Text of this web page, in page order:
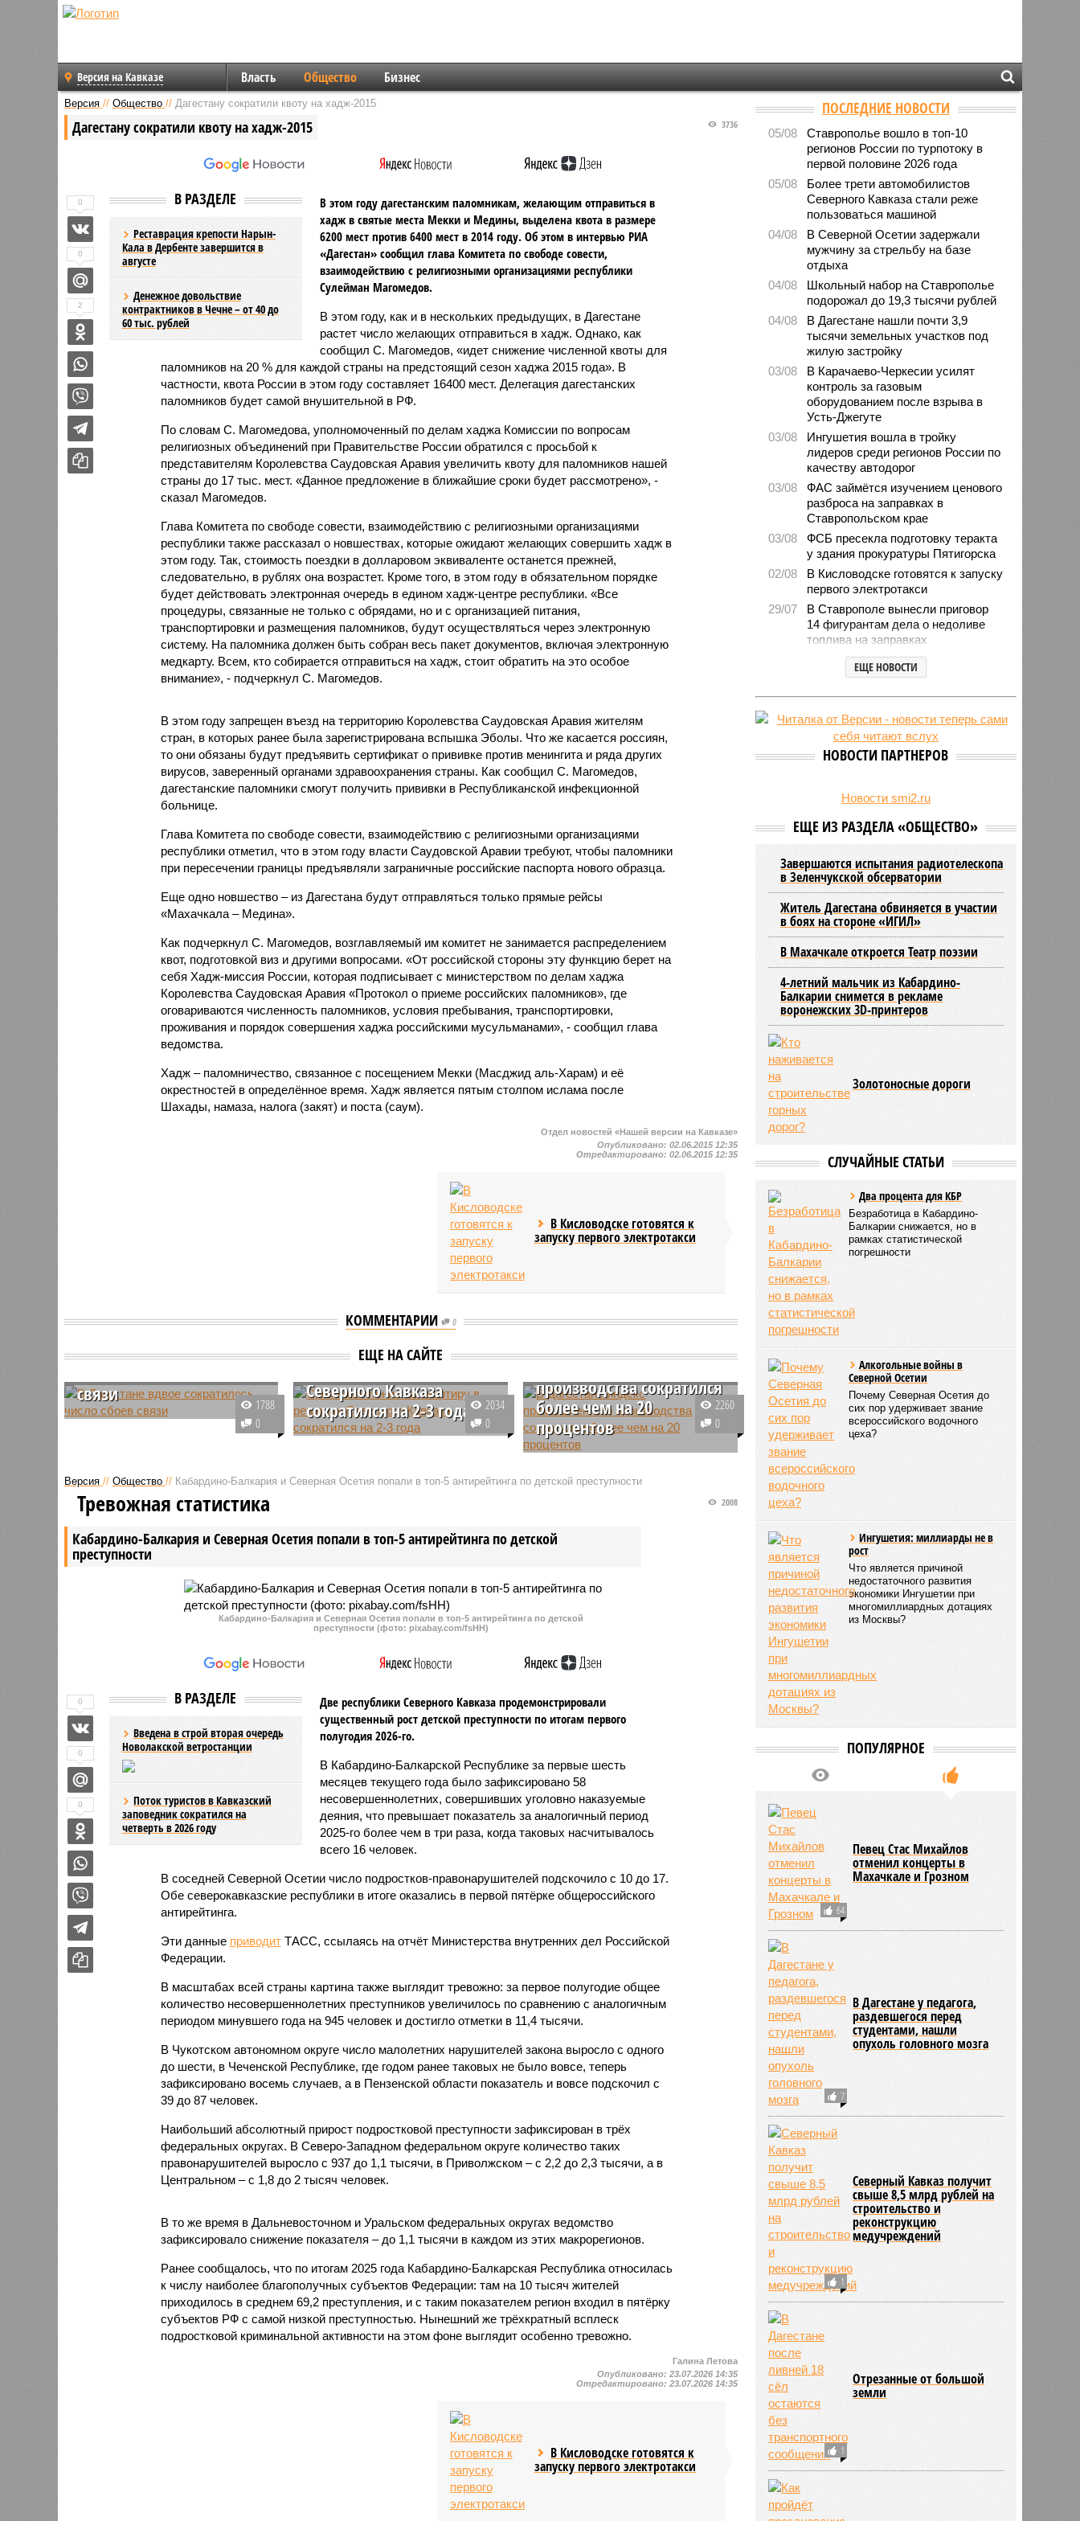
Версия на Кавказе Власть Общество Бизнес
Версия // Общество // Дагестану сократили квоту на хадж-2015
Дагестану сократили квоту на хадж-2015 3736
В РАЗДЕЛЕ
Реставрация крепости Нарын-
Кала в Дербенте завершится в
августе
Денежное довольствие
контрактников в Чечне – от 40 до
60 тыс. рублей
В этом году дагестанским паломникам, желающим отправиться в
хадж в святые места Мекки и Медины, выделена квота в размере
6200 мест против 6400 мест в 2014 году. Об этом в интервью РИА
«Дагестан» сообщил глава Комитета по свободе совести,
взаимодействию с религиозными организациями республики
Сулейман Магомедов.
В этом году, как и в нескольких предыдущих, в Дагестане
растет число желающих отправиться в хадж. Однако, как
сообщил С. Магомедов, «идет снижение численной квоты для
паломников на 20 % для каждой страны на предстоящий сезон хаджа 2015 года». В
частности, квота России в этом году составляет 16400 мест. Делегация дагестанских
паломников будет самой внушительной в РФ.
По словам С. Магомедова, уполномоченный по делам хаджа Комиссии по вопросам
религиозных объединений при Правительстве России обратился с просьбой к
представителям Королевства Саудовская Аравия увеличить квоту для паломников нашей
страны до 17 тыс. мест. «Данное предложение в ближайшие сроки будет рассмотрено», -
сказал Магомедов.
Глава Комитета по свободе совести, взаимодействию с религиозными организациями
республики также рассказал о новшествах, которые ожидают желающих совершить хадж в
этом году. Так, стоимость поездки в долларовом эквиваленте останется прежней,
следовательно, в рублях она возрастет. Кроме того, в этом году в обязательном порядке
будет действовать электронная очередь в едином хадж-центре республики. «Все
процедуры, связанные не только с обрядами, но и с организацией питания,
транспортировки и размещения паломников, будут осуществляться через электронную
систему. На паломника должен быть собран весь пакет документов, включая электронную
медкарту. Всем, кто собирается отправиться на хадж, стоит обратить на это особое
внимание», - подчеркнул С. Магомедов.
В этом году запрещен въезд на территорию Королевства Саудовская Аравия жителям
стран, в которых ранее была зарегистрирована вспышка Эболы. Что же касается россиян,
то они обязаны будут предъявить сертификат о прививке против менингита и ряда других
вирусов, заверенный органами здравоохранения страны. Как сообщил С. Магомедов,
дагестанские паломники смогут получить прививки в Республиканской инфекционной
больнице.
Глава Комитета по свободе совести, взаимодействию с религиозными организациями
республики отметил, что в этом году власти Саудовской Аравии требуют, чтобы паломники
при пересечении границы предъявляли заграничные российские паспорта нового образца.
Еще одно новшество – из Дагестана будут отправляться только прямые рейсы
«Махачкала – Медина».
Как подчеркнул С. Магомедов, возглавляемый им комитет не занимается распределением
квот, подготовкой виз и другими вопросами. «От российской стороны эту функцию берет на
себя Хадж-миссия России, которая подписывает с министерством по делам хаджа
Королевства Саудовская Аравия «Протокол о приеме российских паломников», где
оговариваются численность паломников, условия пребывания, транспортировки,
проживания и порядок совершения хаджа российскими мусульманами», - сообщил глава
ведомства.
Хадж – паломничество, связанное с посещением Мекки (Масджид аль-Харам) и её
окрестностей в определённое время. Хадж является пятым столпом ислама после
Шахады, намаза, налога (закят) и поста (саум).
0
0
2
Отдел новостей «Нашей версии на Кавказе»
Опубликовано:02.06.2015 12:35
Отредактировано:02.06.2015 12:35
В Кисловодске готовятся к
запуску первого электротакси
КОММЕНТАРИИ 0
ЕЩЕ НА САЙТЕ
В Дагестане вдвое
связи
В Дагестане зафиксировано
этапом паводковой ситуации.
1788
0
Срок накопления на
квартиру в регионах
Северного Кавказа
сократился на 2-3 года
В 2025 году в регионах Северо-
показателей доступности жилья.
и одним ребёнком для
2034
0
промышленного
производства сократился
более чем на 20
процентов
Дагестан стал регионом с самым
за первую половину этого года. А
у некоторых соседей республики
только растет.
2260
0
Версия // Общество // Кабардино-Балкария и Северная Осетия попали в топ-5 антирейтинга по детской преступности
Кабардино-Балкария и Северная Осетия попали в топ-5 антирейтинга по детской
преступности
2008
Тревожная статистика
Кабардино-Балкария и Северная Осетия попали в топ-5 антирейтинга по детской
преступности (фото: pixabay.com/fsHH)
В РАЗДЕЛЕ
Введена в строй вторая очередь
Новолакской ветростанции
Поток туристов в Кавказский
заповедник сократился на
четверть в 2026 году
Две республики Северного Кавказа продемонстрировали
существенный рост детской преступности по итогам первого
полугодия 2026-го.
В Кабардино-Балкарской Республике за первые шесть
месяцев текущего года было зафиксировано 58
несовершеннолетних, совершивших уголовно наказуемые
деяния, что превышает показатель за аналогичный период
2025-го более чем в три раза, когда таковых насчитывалось
всего 16 человек.
В соседней Северной Осетии число подростков-правонарушителей подскочило с 10 до 17.
Обе северокавказские республики в итоге оказались в первой пятёрке общероссийского
антирейтинга.
Эти данные приводитТАСС, ссылаясь на отчёт Министерства внутренних дел Российской
Федерации.
В масштабах всей страны картина также выглядит тревожно: за первое полугодие общее
количество несовершеннолетних преступников увеличилось по сравнению с аналогичным
периодом минувшего года на 945 человек и достигло отметки в 11,4 тысячи.
В Чукотском автономном округе число малолетних нарушителей закона выросло с одного
до шести, в Чеченской Республике, где годом ранее таковых не было вовсе, теперь
зафиксировано восемь случаев, а в Пензенской области показатель и вовсе подскочил с
39 до 87 человек.
Наибольший абсолютный прирост подростковой преступности зафиксирован в трёх
федеральных округах. В Северо-Западном федеральном округе количество таких
правонарушителей выросло с 937 до 1,1 тысячи, в Приволжском – с 2,2 до 2,3 тысячи, а в
Центральном – с 1,8 до 2 тысяч человек.
В то же время в Дальневосточном и Уральском федеральных округах ведомство
зафиксировало снижение показателя – до 1,1 тысячи в каждом из этих макрорегионов.
Ранее сообщалось, что по итогам 2025 года Кабардино-Балкарская Республика относилась
к числу наиболее благополучных субъектов Федерации: там на 10 тысяч жителей
приходилось в среднем 69,2 преступления, и с таким показателем регион входил в пятёрку
субъектов РФ с самой низкой преступностью. Нынешний же трёхкратный всплеск
подростковой криминальной активности на этом фоне выглядит особенно тревожно.
0
0
0
Галина Летова
Опубликовано:23.07.2026 14:35
Отредактировано:23.07.2026 14:35
В Кисловодске готовятся к
запуску первого электротакси
ПОСЛЕДНИЕ НОВОСТИ
05/08
Ставрополье вошло в топ-10
регионов России по турпотоку в
первой половине 2026 года
05/08
Более трети автомобилистов
Северного Кавказа стали реже
пользоваться машиной
04/08
В Северной Осетии задержали
мужчину за стрельбу на базе
отдыха
04/08
Школьный набор на Ставрополье
подорожал до 19,3 тысячи рублей
04/08
В Дагестане нашли почти 3,9
тысячи земельных участков под
жилую застройку
03/08
В Карачаево-Черкесии усилят
контроль за газовым
оборудованием после взрыва в
Усть-Джегуте
03/08
Ингушетия вошла в тройку
лидеров среди регионов России по
качеству автодорог
03/08
ФАС займётся изучением ценового
разброса на заправках в
Ставропольском крае
03/08
ФСБ пресекла подготовку теракта
у здания прокуратуры Пятигорска
02/08
В Кисловодске готовятся к запуску
первого электротакси
29/07
В Ставрополе вынесли приговор
14 фигурантам дела о недоливе
топлива на заправках
Продажи подержанных авто в
СКФО сократились в 2026 году
28/07
Авиалесоохрана предупредила о
на Северном Кавказе в августе
Кисловодский пляж стал первым
на Ставрополье обладателем
Республики СКФО замкнули
обороту розничной торговли
ЕЩЕ НОВОСТИ
НОВОСТИ ПАРТНЕРОВ
Новости smi2.ru
ЕЩЕ ИЗ РАЗДЕЛА «ОБЩЕСТВО»
Завершаются испытания радиотелескопа
в Зеленчукской обсерватории
Житель Дагестана обвиняется в участии
в боях на стороне «ИГИЛ»
В Махачкале откроется Театр поэзии
4-летний мальчик из Кабардино-
Балкарии снимется в рекламе
воронежских 3D-принтеров
Золотоносные дороги
СЛУЧАЙНЫЕ СТАТЬИ
Два процента для КБР
Безработица в Кабардино-
Балкарии снижается, но в
рамках статистической
погрешности
Алкогольные войны в
Северной Осетии
Почему Северная Осетия до
сих пор удерживает звание
всероссийского водочного
цеха?
Ингушетия: миллиарды не в
рост
Что является причиной
недостаточного развития
экономики Ингушетии при
многомиллиардных дотациях
из Москвы?
ПОПУЛЯРНОЕ
64
Певец Стас Михайлов
отменил концерты в
Махачкале и Грозном
7
В Дагестане у педагога,
раздевшегося перед
студентами, нашли
опухоль головного мозга
1
Северный Кавказ получит
свыше 8,5 млрд рублей на
строительство и
реконструкцию
медучреждений
1
Отрезанные от большой
земли